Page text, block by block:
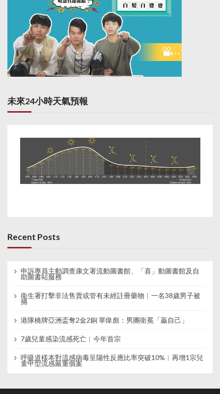
未來24小時天氣預報
Recent Posts
申訴專員主動調查康文署流動圖書館、「喜」動圖書館及自
助圖書站服務
衞生署打擊非法售賣或管有未經註冊藥物︱一名38歲男子被
捕
港隊橋牌亞洲盃奪2金2銅 單偉彪：男團衛冕「贏自己」
7歲兒童感染流感死亡︱今年首宗
呼吸道樣本對流感病毒呈陽性反應比率突破10%︱再增1宗兒
童甲型流感嚴重個案